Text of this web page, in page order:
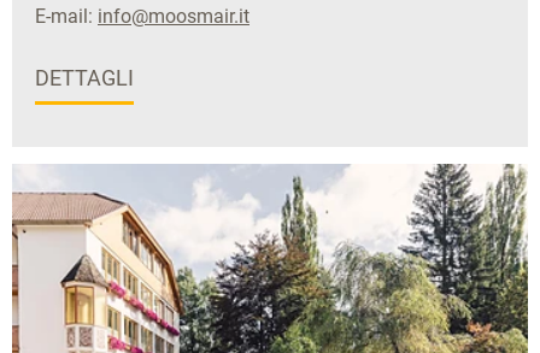
E-mail: info@moosmair.it
DETTAGLI